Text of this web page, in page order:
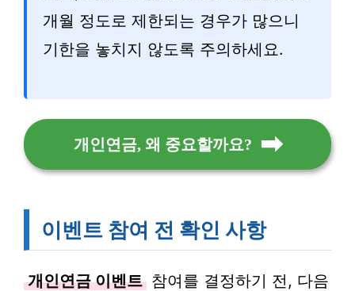
개월 정도로 제한되는 경우가 많으니
기한을 놓치지 않도록 주의하세요.
개인연금, 왜 중요할까요?
이벤트 참여 전 확인 사항
개인연금 이벤트 참여를 결정하기 전, 다음